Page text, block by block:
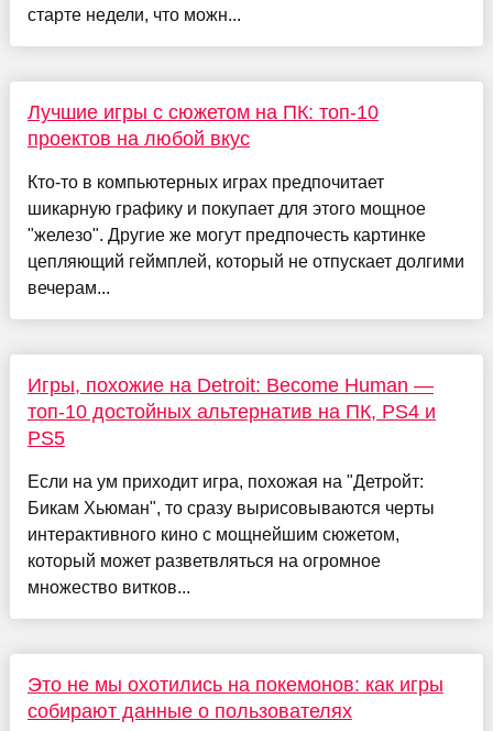
старте недели, что можн...
Лучшие игры с сюжетом на ПК: топ-10
проектов на любой вкус
Кто-то в компьютерных играх предпочитает
шикарную графику и покупает для этого мощное
"железо". Другие же могут предпочесть картинке
цепляющий геймплей, который не отпускает долгими
вечерам...
Игры, похожие на Detroit: Become Human —
топ-10 достойных альтернатив на ПК, PS4 и
PS5
Если на ум приходит игра, похожая на "Детройт:
Бикам Хьюман", то сразу вырисовываются черты
интерактивного кино с мощнейшим сюжетом,
который может разветвляться на огромное
множество витков...
Это не мы охотились на покемонов: как игры
собирают данные о пользователях